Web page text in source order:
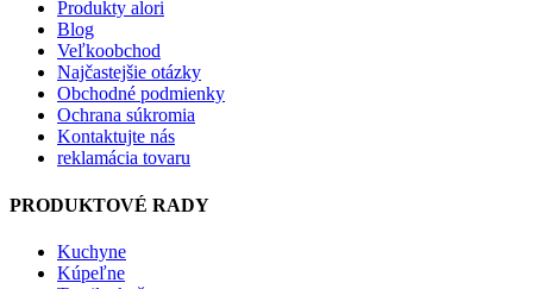
Produkty alori
Blog
Veľkoobchod
Najčastejšie otázky
Obchodné podmienky
Ochrana súkromia
Kontaktujte nás
reklamácia tovaru
PRODUKTOVÉ RADY
Kuchyne
Kúpeľne